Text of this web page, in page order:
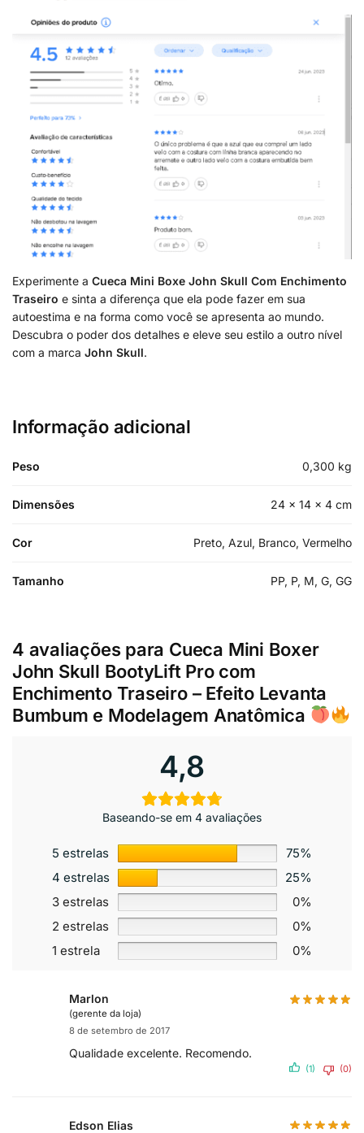
Experimente a Cueca Mini Boxe John Skull Com Enchimento
Traseiro e sinta a diferença que ela pode fazer em sua
autoestima e na forma como você se apresenta ao mundo.
Descubra o poder dos detalhes e eleve seu estilo a outro nível
com a marca John Skull.
Informação adicional
Peso 0,300 kg
Dimensões 24 × 14 × 4 cm
Cor Preto, Azul, Branco, Vermelho
Tamanho PP, P, M, G, GG
4 avaliações para Cueca Mini Boxer
John Skull BootyLift Pro com
Enchimento Traseiro – Efeito Levanta
Bumbum e Modelagem Anatômica
4,8
Baseando-se em 4 avaliações
5 estrelas
75%
4 estrelas
25%
3 estrelas
0%
2 estrelas
0%
1 estrela
0%
Marlon
(gerente da loja)
8 de setembro de 2017
Qualidade excelente. Recomendo.
(1) (0)
Edson Elias